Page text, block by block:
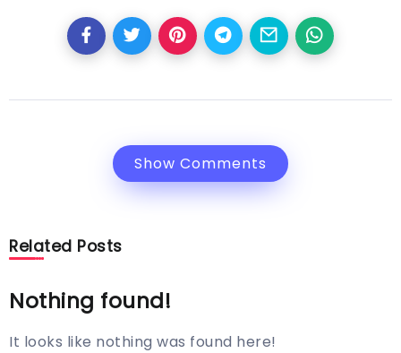
Show Comments
Related Posts
Nothing found!
It looks like nothing was found here!